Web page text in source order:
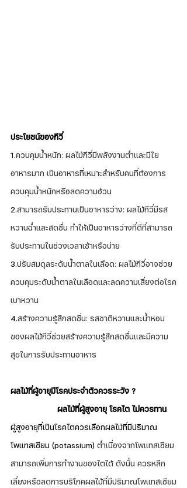
ประโยชน์ของกีวี่
1.ควบคุมน้ำหนัก: ผลไม้กีวี่มีพลังงานต่ำและมีใย
อาหารมาก เป็นอาหารที่เหมาะสำหรับคนที่ต้องการ
ควบคุมน้ำหนักหรือลดความอ้วน
2.สามารถรับประทานเป็นอาหารว่าง: ผลไม้กีวี่มีรส
หวานฉ่ำและสดชื่น ทำให้เป็นอาหารว่างที่ดีที่สามารถ
รับประทานในช่วงเวลาเช้าหรือบ่าย
3.ปรับสมดุลระดับน้ำตาลในเลือด: ผลไม้กีวี่อาจช่วย
ควบคุมระดับน้ำตาลในเลือดและลดความเสี่ยงต่อโรค
เบาหวาน
4.สร้างความรู้สึกสดชื่น: รสชาติหวานและน้ำหอม
ของผลไม้กีวี่ช่วยสร้างความรู้สึกสดชื่นและมีความ
สุขในการรับประทานอาหาร
ผลไม้ที่ผู้อายุมีโรคประจำตัวควรระวัง ?
ผลไม้ที่ผู้สูงอายุ โรคไต ไม่ควรทาน
ผู้สูงอายุที่เป็นโรคไตควรเลือกผลไม้ที่มีปริมาณ
โพแทสเซียม (potassium) ต่ำเนื่องจากโพแทสเซียม
สามารถเพิ่มการทำงานของไตได้ ดังนั้น ควรหลีก
เลี่ยงหรือลดการบริโภคผลไม้ที่มีปริมาณโพแทสเซียม